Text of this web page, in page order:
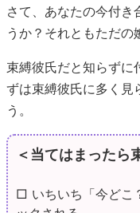
さて、あなたの今付き
うか？それともただの
束縛彼氏だと知らずに
ずは束縛彼氏に多く見
う。
＜当てはまったら
□ いちいち「今どこ